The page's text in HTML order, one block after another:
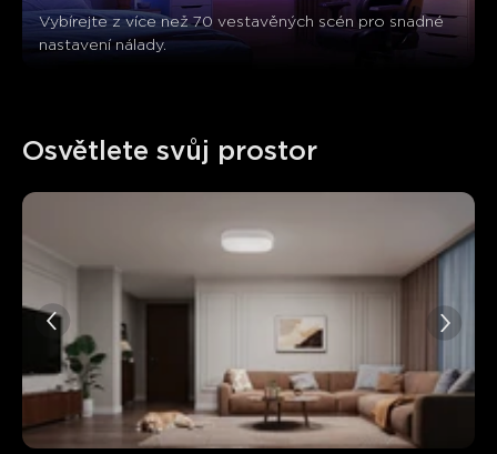
Vybírejte z více než 70 vestavěných scén pro snadné
nastavení nálady.
Osvětlete svůj prostor